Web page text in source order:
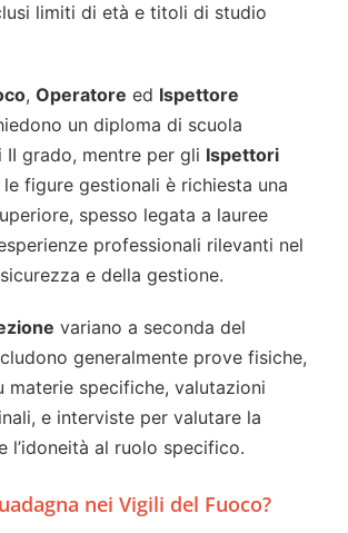
limiti di età e titoli di studio
, Operatore ed Ispettore
un diploma di scuola
II grado, mentre per gli Ispettori
le figure gestionali è richiesta una
spesso legata a lauree
professionali rilevanti nel
e della gestione.
variano a seconda del
generalmente prove fisiche,
materie specifiche, valutazioni
e interviste per valutare la
l’idoneità al ruolo specifico.
nei Vigili del Fuoco?